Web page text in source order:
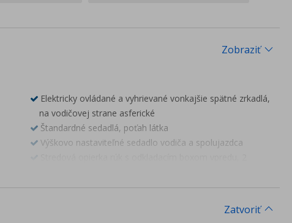
Zobraziť
Elektricky ovládané a vyhrievané vonkajšie spätné zrkadlá,
na vodičovej strane asferické
Štandardné sedadlá, poťah látka
Výškovo nastaviteľné sedadlo vodiča a spolujazdca
Dekoratívne obklady v interéri
Osvetlenie interiéru vpredu a vzadu so stmavením a
Zatvoriť